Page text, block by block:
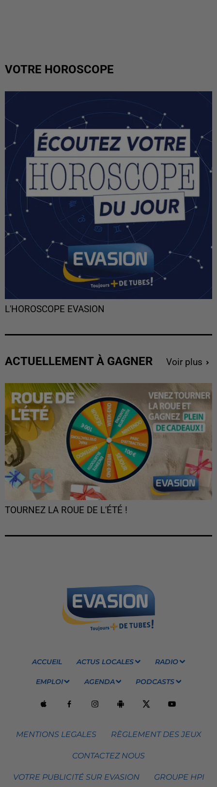
VOTRE HOROSCOPE
L'HOROSCOPE EVASION
ACTUELLEMENT À GAGNER Voir plus
TOURNEZ LA ROUE DE L'ÉTÉ !
ACCUEIL ACTUS LOCALES RADIO
EMPLOI AGENDA PODCASTS
MENTIONS LEGALES RÈGLEMENT DES JEUX
CONTACTEZ NOUS
VOTRE PUBLICITÉ SUR EVASION GROUPE HPI